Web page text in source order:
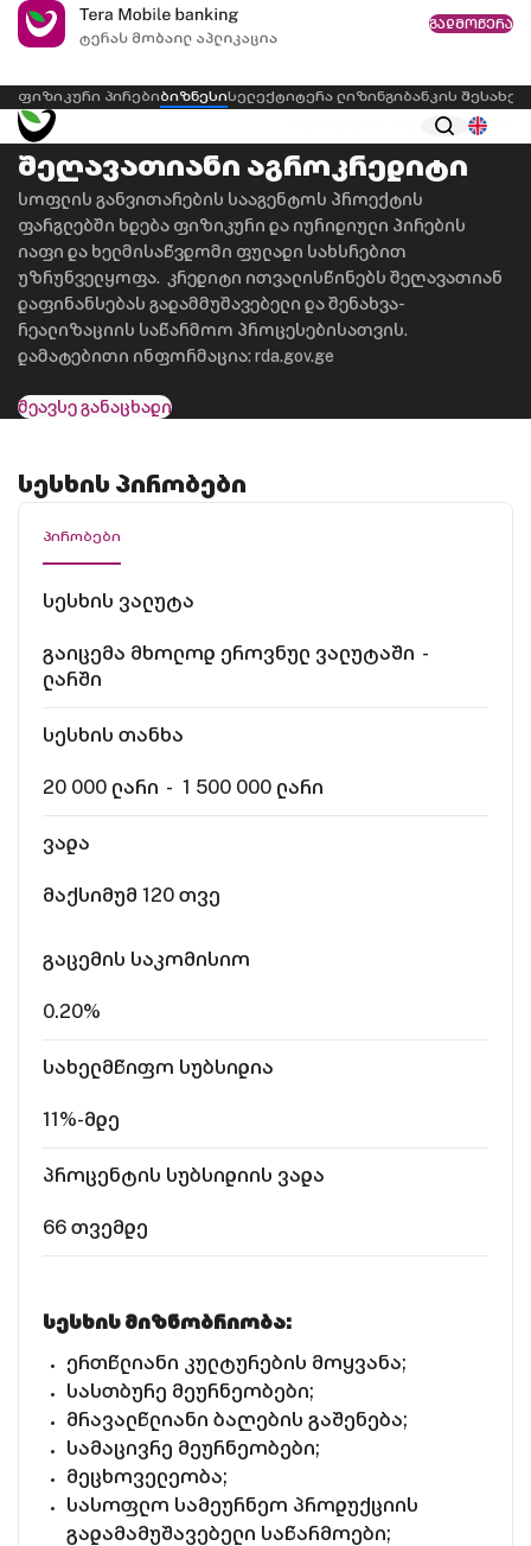
გადმოწერა
ფიზიკური პირებიბიზნესისელექტიტერა ლიზინგიბანკის შესახებ
შეღავათიანი აგროკრედიტი
სოფლის განვითარების სააგენტოს პროექტის
ფარგლებში ხდება ფიზიკური და იურიდიული პირების
იაფი და ხელმისაწვდომი ფულადი სახსრებით
უზრუნველყოფა. კრედიტი ითვალისწინებს შეღავათიან
დაფინანსებას გადამმუშავებელი და შენახვა-
რეალიზაციის საწარმოო პროცესებისათვის.
დამატებითი ინფორმაცია: rda.gov.ge
შეავსე განაცხადი
სესხის პირობები
პირობები
სესხის ვალუტა
გაიცემა მხოლოდ ეროვნულ ვალუტაში -
ლარში
სესხის თანხა
20 000 ლარი - 1 500 000 ლარი
ვადა
მაქსიმუმ 120 თვე
გაცემის საკომისიო
0.20%
სახელმწიფო სუბსიდია
11%-მდე
პროცენტის სუბსიდიის ვადა
66 თვემდე
სესხის მიზნობრიობა:
ერთწლიანი კულტურების მოყვანა;
სასთბურე მეურნეობები;
მრავალწლიანი ბაღების გაშენება;
სამაცივრე მეურნეობები;
მეცხოველეობა;
სასოფლო სამეურნეო პროდუქციის
გადამამუშავებელი საწარმოები;